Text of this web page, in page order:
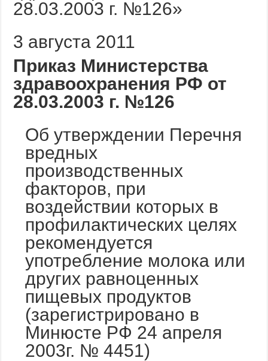
3 августа 2011
Приказ Министерства
здравоохранения РФ от
28.03.2003 г. №126
Об утверждении Перечня
вредных
производственных
факторов, при
воздействии которых в
профилактических целях
рекомендуется
употребление молока или
других равноценных
пищевых продуктов
(зарегистрировано в
Минюсте РФ 24 апреля
2003г. № 4451)